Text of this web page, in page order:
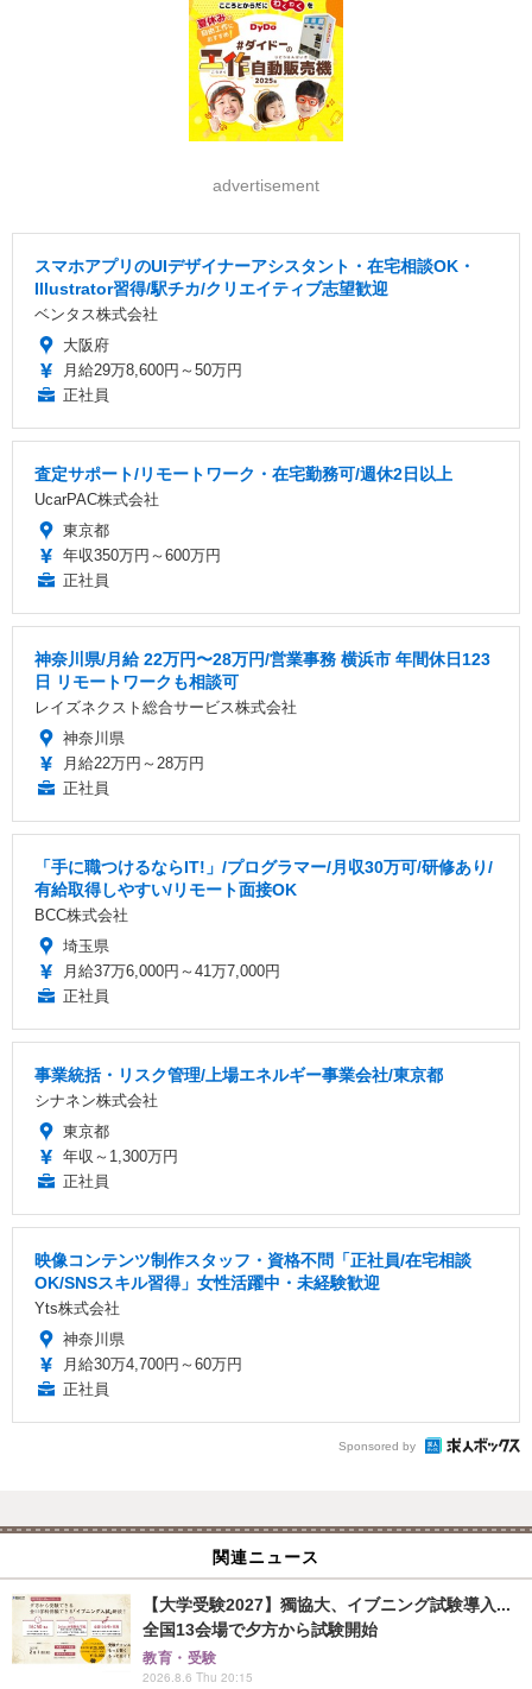
advertisement
スマホアプリのUIデザイナーアシスタント・在宅相談OK・
Illustrator習得/駅チカ/クリエイティブ志望歓迎
ベンタス株式会社
大阪府
月給29万8,600円～50万円
正社員
査定サポート/リモートワーク・在宅勤務可/週休2日以上
UcarPAC株式会社
東京都
年収350万円～600万円
正社員
神奈川県/月給 22万円〜28万円/営業事務 横浜市 年間休日123
日 リモートワークも相談可
レイズネクスト総合サービス株式会社
神奈川県
月給22万円～28万円
正社員
「手に職つけるならIT!」/プログラマー/月収30万可/研修あり/
有給取得しやすい/リモート面接OK
BCC株式会社
埼玉県
月給37万6,000円～41万7,000円
正社員
事業統括・リスク管理/上場エネルギー事業会社/東京都
シナネン株式会社
東京都
年収～1,300万円
正社員
映像コンテンツ制作スタッフ・資格不問「正社員/在宅相談
OK/SNSスキル習得」女性活躍中・未経験歓迎
Yts株式会社
神奈川県
月給30万4,700円～60万円
正社員
Sponsored by
関連ニュース
【大学受験2027】獨協大、イブニング試験導入...
全国13会場で夕方から試験開始
教育・受験
2026.8.6 Thu 20:15